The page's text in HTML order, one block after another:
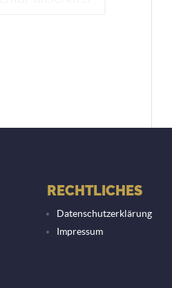
RECHTLICHES
Datenschutzerklärung
Impressum